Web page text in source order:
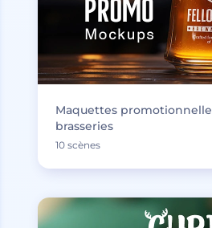
Maquettes
brasseries
10 scènes